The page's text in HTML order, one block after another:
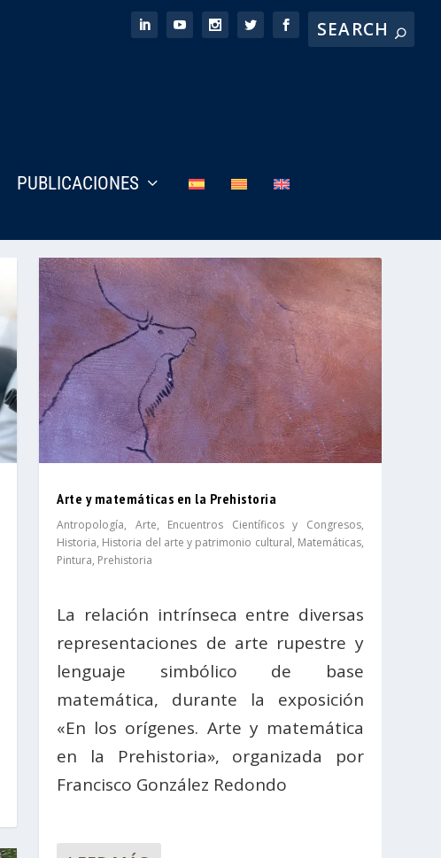
PUBLICACIONES
Arte y matemáticas en la Prehistoria
Antropología, Arte, Encuentros Científicos y Congresos,
Historia, Historia del arte y patrimonio cultural, Matemáticas,
Pintura, Prehistoria
La relación intrínseca entre diversas
representaciones de arte rupestre y
lenguaje simbólico de base
matemática, durante la exposición
«En los orígenes. Arte y matemática
en la Prehistoria», organizada por
Francisco González Redondo